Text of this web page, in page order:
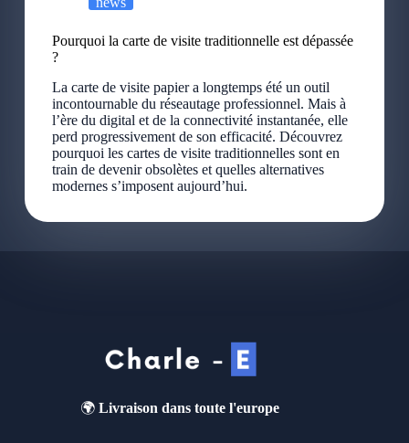
Pourquoi la carte de visite traditionnelle est dépassée
?
La carte de visite papier a longtemps été un outil
incontournable du réseautage professionnel. Mais à
l’ère du digital et de la connectivité instantanée, elle
perd progressivement de son efficacité. Découvrez
pourquoi les cartes de visite traditionnelles sont en
train de devenir obsolètes et quelles alternatives
modernes s’imposent aujourd’hui.
🌍Livraison dans toute l'europe